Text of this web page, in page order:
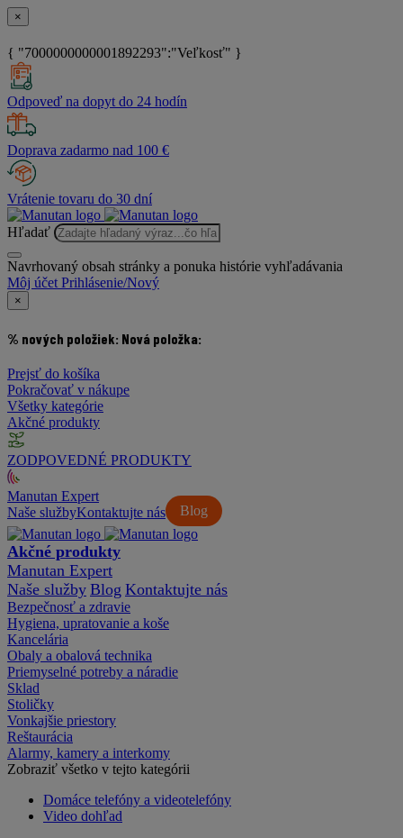
×
{ "7000000000001892293":"Veľkosť" }
Odpoveď na dopyt do 24 hodín
Doprava zadarmo nad 100 €
Vrátenie tovaru do 30 dní
Hľadať
Navrhovaný obsah stránky a ponuka histórie vyhľadávania
Môj účet Prihlásenie/Nový
×
% nových položiek: Nová položka:
Prejsť do košíka
Pokračovať v nákupe
Všetky kategórie
Akčné produkty
ZODPOVEDNÉ PRODUKTY
Manutan Expert
Naše služby
Blog
Kontaktujte nás
Akčné produkty
Manutan Expert
Naše služby Blog Kontaktujte nás
Bezpečnosť a zdravie
Hygiena, upratovanie a koše
Kancelária
Obaly a obalová technika
Priemyselné potreby a náradie
Sklad
Stoličky
Vonkajšie priestory
Reštaurácia
Alarmy, kamery a interkomy
Zobraziť všetko v tejto kategórii
Domáce telefóny a videotelefóny
Video dohľad